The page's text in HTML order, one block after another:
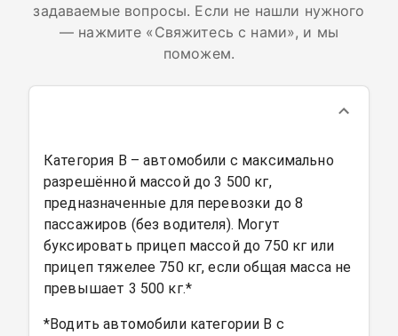
задаваемые вопросы. Если не нашли нужного
— нажмите «Свяжитесь с нами», и мы
поможем.
Категория B – автомобили с максимально
разрешённой массой до 3 500 кг,
предназначенные для перевозки до 8
пассажиров (без водителя). Могут
буксировать прицеп массой до 750 кг или
прицеп тяжелее 750 кг, если общая масса не
превышает 3 500 кг.*
*Водить автомобили категории B с